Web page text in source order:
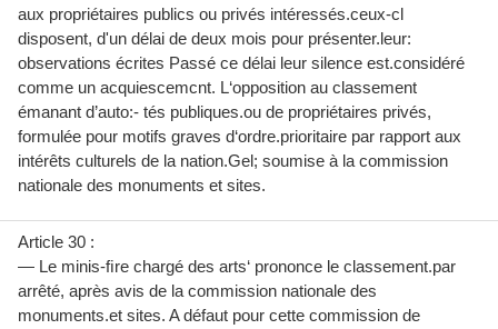
aux propriétaires publics ou privés intéressés.ceux-cl
disposent, d'un délai de deux mois pour présenter.leur:
observations écrites Passé ce délai leur silence est.considéré
comme un acquiescemcnt. L‘opposition au classement
émanant d’auto:- tés publiques.ou de propriétaires privés,
formulée pour motifs graves d‘ordre.prioritaire par rapport aux
intérêts culturels de la nation.Gel; soumise à la commission
nationale des monuments et sites.
Article 30 :
— Le minis-ﬁre chargé des arts‘ prononce le classement.par
arrêté, après avis de la commission nationale des
monuments.et sites. A défaut pour cette commission de